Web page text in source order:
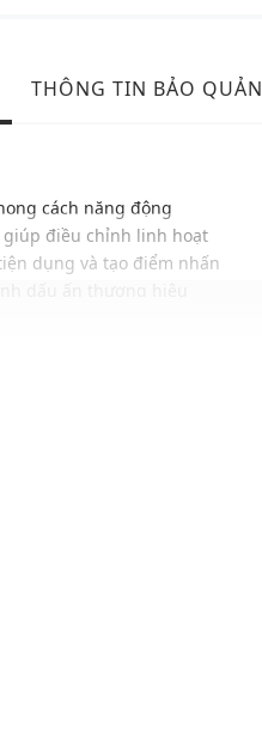
THÔNG TIN BẢO QUẢN
cách năng động
điều chỉnh linh hoạt
dụng và tạo điểm nhấn